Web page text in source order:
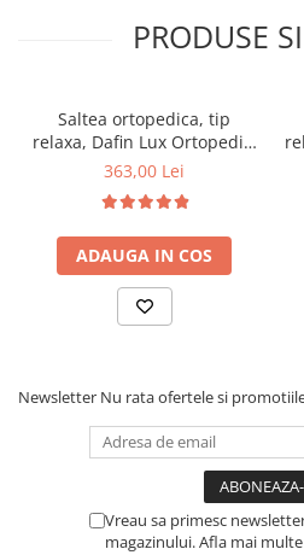
PRODUSE
Saltea ortopedica, tip
relaxa, Dafin Lux Ortopedic,
90x200x21cm, fermitate
tip Bonell, fata vara-iarna,
sistem de aerisire cu
butoni, Salt Confort
363,00 Lei
ADAUGA IN COS
Newsletter Nu rata ofertele si
Vreau sa primesc
magazinului. Afla mai